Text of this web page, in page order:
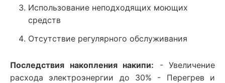
Использование неподходящих моющих
средств
Отсутствие регулярного обслуживания
Последствия накопления накипи: - Увеличение
расхода электроэнергии до 30% - Перегрев и